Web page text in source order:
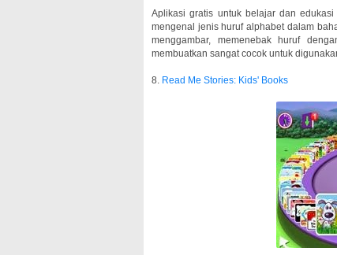
Aplikasi gratis untuk belajar dan
mengenal jenis huruf alphabet dalam
menggambar, memenebak huruf
membuatkan sangat cocok untuk
8. Read Me Stories: Kids' Books